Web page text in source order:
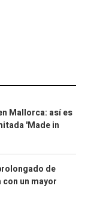
Mallorca: así es
'Made in
de
un mayor